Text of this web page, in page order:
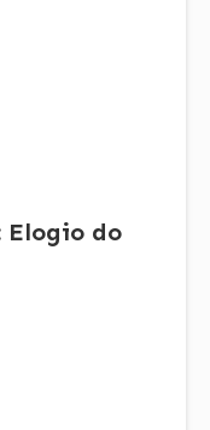
Elogio do